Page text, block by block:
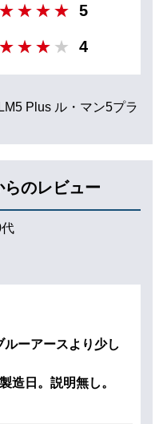
5
4
Plus ル・マン5プラ
らのレビュー
ーアースより少し
造日。説明無し。